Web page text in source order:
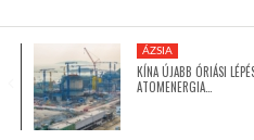
ÁZSIA
ÁZSIA
KÍNA ÚJABB ÓRIÁSI
ATOMENERGIA…